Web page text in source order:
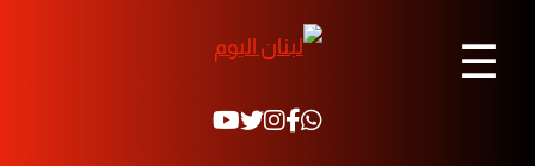
☰